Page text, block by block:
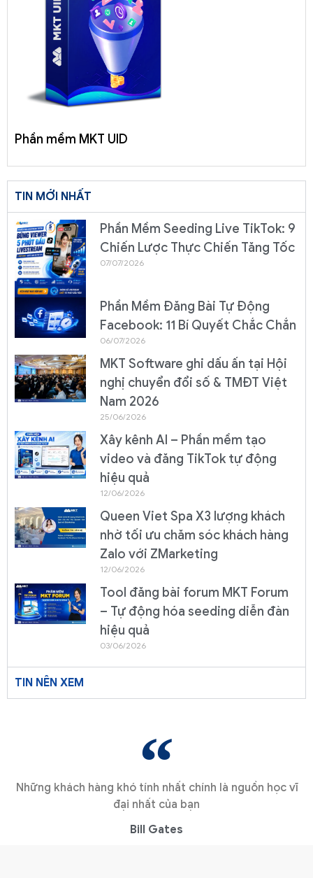
Phần mềm MKT UID
TIN MỚI NHẤT
Phần Mềm Seeding Live TikTok: 9
Chiến Lược Thực Chiến Tăng Tốc
07/07/2026
Phần Mềm Đăng Bài Tự Động
Facebook: 11 Bí Quyết Chắc Chắn
06/07/2026
MKT Software ghi dấu ấn tại Hội
nghị chuyển đổi số & TMĐT Việt
Nam 2026
25/06/2026
Xây kênh AI – Phần mềm tạo
video và đăng TikTok tự động
hiệu quả
12/06/2026
Queen Viet Spa X3 lượng khách
nhờ tối ưu chăm sóc khách hàng
Zalo với ZMarketing
12/06/2026
Tool đăng bài forum MKT Forum
– Tự động hóa seeding diễn đàn
hiệu quả
03/06/2026
TIN NÊN XEM
Những khách hàng khó tính nhất chính là nguồn học vĩ
đại nhất của bạn
Bill Gates